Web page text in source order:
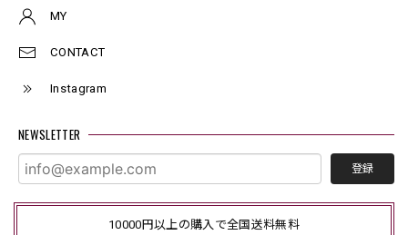
MY
CONTACT
Instagram
NEWSLETTER
登録
10000円以上の購入で全国送料無料